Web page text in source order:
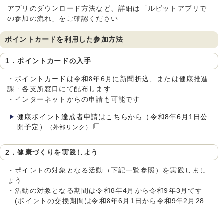
アプリのダウンロード方法など、詳細は「ルビットアプリで
の参加の流れ」をご確認ください
ポイントカードを利用した参加方法
1．ポイントカードの入手
・ポイントカードは令和8年6月に新聞折込、または健康推進
課・各支所窓口にて配布します
・インターネットからの申請も可能です
健康ポイント達成者申請はこちらから（令和8年6月1日公
開予定）
（外部リンク）
2．健康づくりを実践しよう
・ポイントの対象となる活動（下記一覧参照）を実践しまし
ょう
・活動の対象となる期間は令和8年4月から令和9年3月です
(ポイントの交換期間は令和8年6月1日から令和9年2月28